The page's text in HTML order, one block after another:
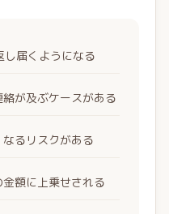
し届くようになる
が及ぶケースがある
るリスクがある
額に上乗せされる